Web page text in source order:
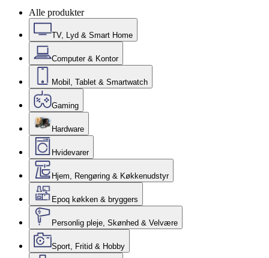
Alle produkter
TV, Lyd & Smart Home
Computer & Kontor
Mobil, Tablet & Smartwatch
Gaming
Hardware
Hvidevarer
Hjem, Rengøring & Køkkenudstyr
Epoq køkken & bryggers
Personlig pleje, Skønhed & Velvære
Sport, Fritid & Hobby